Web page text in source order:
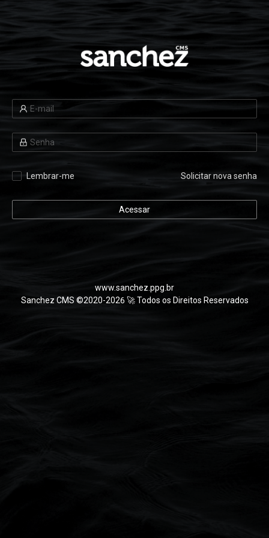
Lembrar-me Solicitar nova senha
Acessar
www.sanchez.ppg.br
Sanchez CMS ©2020-2026 🚀 Todos os Direitos Reservados